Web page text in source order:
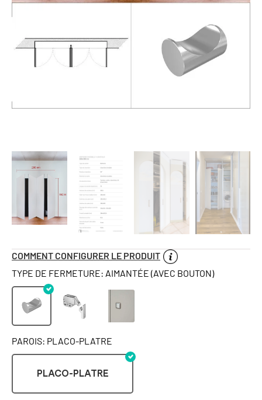
COMMENT CONFIGURER LE PRODUIT
TYPE DE FERMETURE: AIMANTÉE (AVEC BOUTON)
PAROIS: PLACO-PLATRE
PLACO-PLATRE